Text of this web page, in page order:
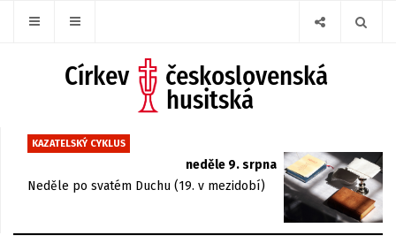
KAZATELSKÝ CYKLUS
neděle 9. srpna
Neděle po svatém Duchu (19. v mezidobí)